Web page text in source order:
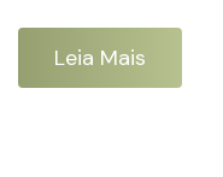
Leia Mais